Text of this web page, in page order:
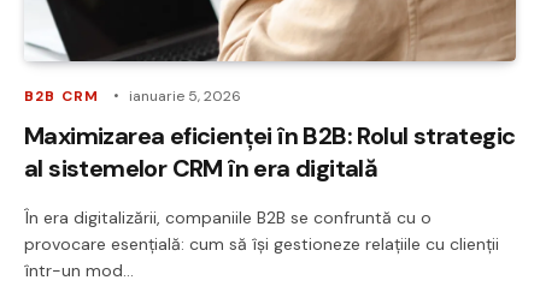
B2B CRM ianuarie 5, 2026
Maximizarea eficienței în B2B: Rolul strategic
al sistemelor CRM în era digitală
În era digitalizării, companiile B2B se confruntă cu o
provocare esențială: cum să își gestioneze relațiile cu clienții
într-un mod…